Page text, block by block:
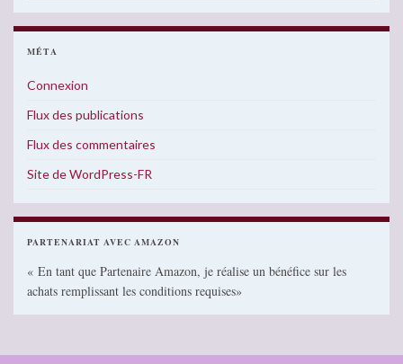
MÉTA
Connexion
Flux des publications
Flux des commentaires
Site de WordPress-FR
PARTENARIAT AVEC AMAZON
« En tant que Partenaire Amazon, je réalise un bénéfice sur les
achats remplissant les conditions requises»